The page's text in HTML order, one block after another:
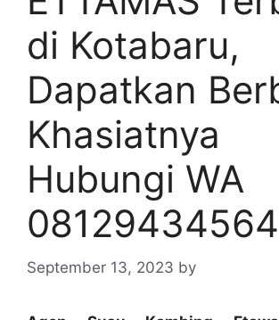
di Kotabaru,
Dapatkan
Khasiatnya
Hubungi WA
08129434564
September 13, 2023 by